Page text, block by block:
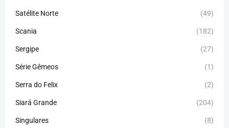
Satélite Norte (49)
Scania (182)
Sergipe (27)
Série Gêmeos (1)
Serra do Felix (2)
Siará Grande (204)
Singulares (8)